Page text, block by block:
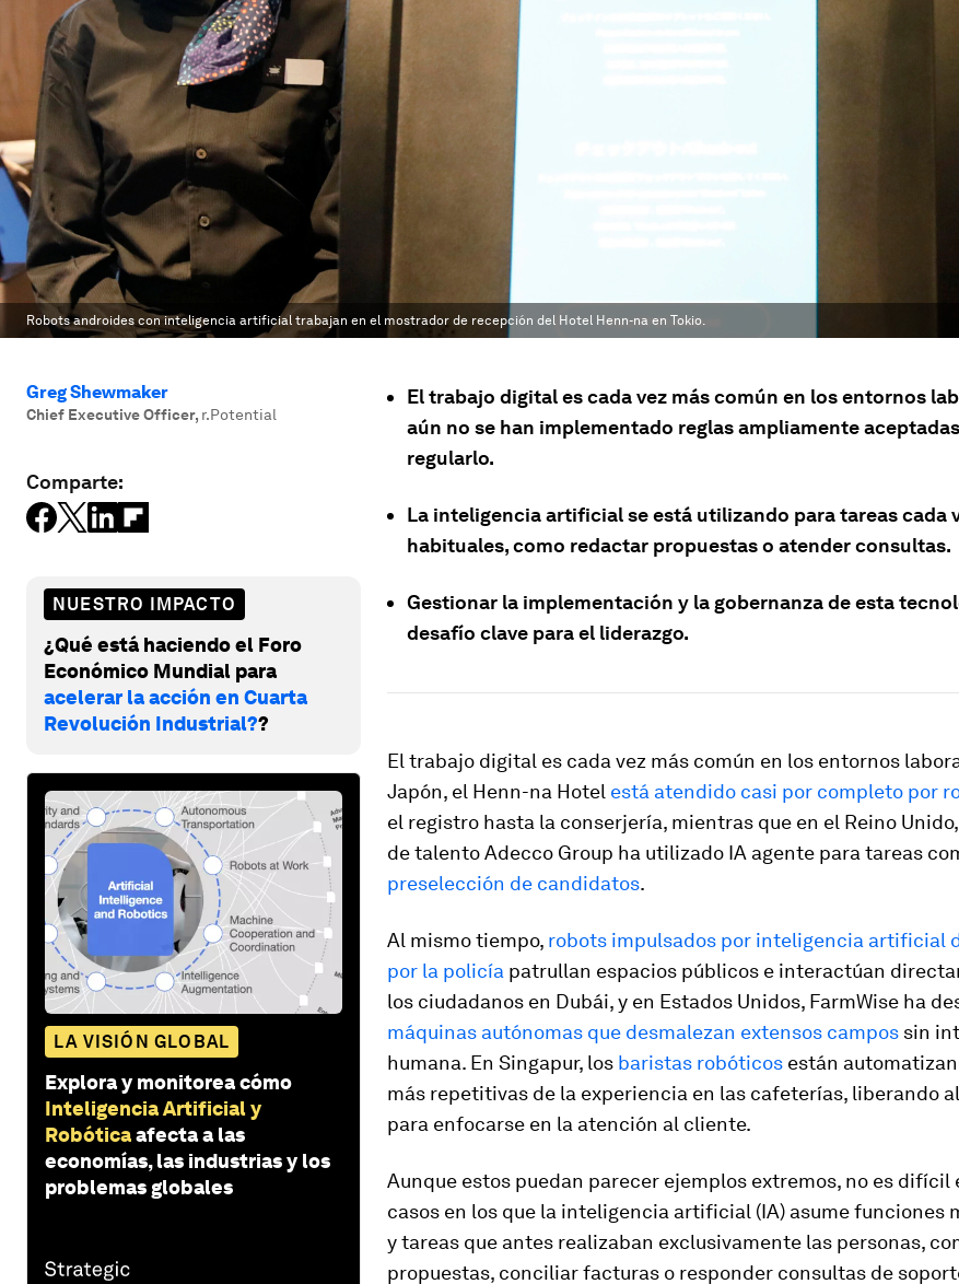
Robots androides con inteligencia artificial trabajan en el mostrador de recepción del Hotel Henn-na en Tokio.
Greg Shewmaker
Chief Executive Officer, r.Potential
Comparte:
NUESTRO IMPACTO
¿Qué está haciendo el Foro
Económico Mundial para
acelerar la acción en Cuarta
Revolución Industrial??
LA VISIÓN GLOBAL
Explora y monitorea cómo
Inteligencia Artificial y
Robóticaafecta a las
economías, las industrias y los
problemas globales
El trabajo digital es cada vez más común en los entornos
aún no se han implementado reglas ampliamente
regularlo.
La inteligencia artificial se está utilizando para tareas cada
habituales, como redactar propuestas o atender consultas.
Gestionar la implementación y la gobernanza de esta
desafío clave para el liderazgo.
El trabajo digital es cada vez más común en los entornos
Japón, el Henn-na Hotel está atendido casi por completo por
el registro hasta la conserjería, mientras que en el Reino
de talento Adecco Group ha utilizado IA agente para tareas
preselección de candidatos.
Al mismo tiempo, robots impulsados por inteligencia artificial
por la policía patrullan espacios públicos e interactúan
los ciudadanos en Dubái, y en Estados Unidos, FarmWise ha
máquinas autónomas que desmalezan extensos campos sin
humana. En Singapur, los baristas robóticos están
más repetitivas de la experiencia en las cafeterías, liberando
para enfocarse en la atención al cliente.
Aunque estos puedan parecer ejemplos extremos, no es difícil
casos en los que la inteligencia artificial (IA) asume funciones
y tareas que antes realizaban exclusivamente las personas,
propuestas, conciliar facturas o responder consultas de